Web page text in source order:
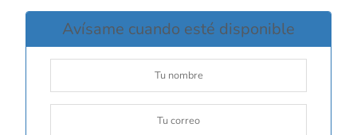
Avísame cuando esté disponible